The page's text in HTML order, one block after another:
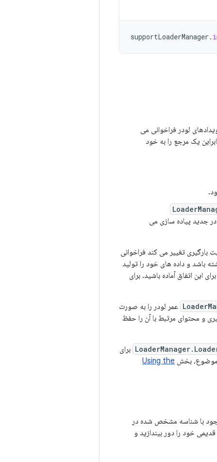
supportLoaderManager .
لودر فراخوانی می
یک مرجع را به خود
جدید پیاده سازی می
بارگیری تغییر می کند فراخوانی
باشد و داده های خود را تولید
این اتفاق آماده باشید. برای
عمر لودر را به صورت
و محتوای مرتبط با آن را حفظ
برای
موضوع، بخش Using the
با شناسه مشخص شده در
خود را دور بیندازید و